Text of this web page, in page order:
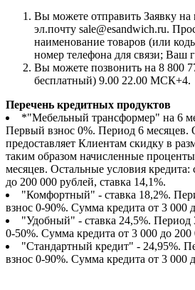
Вы можете отправить Заявку на
эл.почту sale@esandwich.ru.
наименование товаров (или
номер телефона для связи; Ваш
Вы можете позвонить на 8 800
бесплатный) 9.00 22.00 МСК+4.
Перечень кредитных продуктов
*"Мебельный трансформер" на 6
Первый взнос 0%. Период 6 месяцев.
предоставляет Клиентам скидку в
таким образом начисленные
месяцев. Остальные условия кредита:
до 200 000 рублей, ставка 14,1%.
"Комфортный" - ставка 18,2%.
взнос 0-90%. Сумма кредита от 3 000
"Удобный" - ставка 24,5%. Период
0-50%. Сумма кредита от 3 000 до 200
"Стандартный кредит" - 24,95%.
взнос 0-90%. Сумма кредита от 3 000